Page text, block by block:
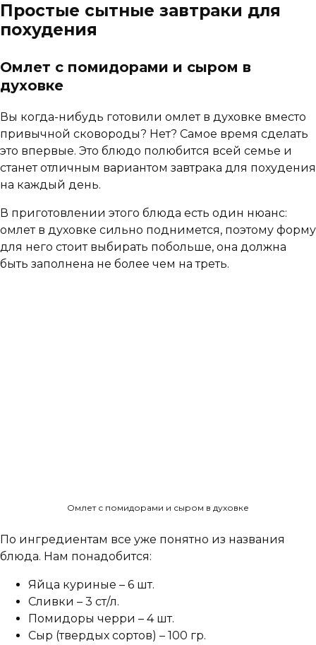
Простые сытные завтраки для
похудения
Омлет с помидорами и сыром в
духовке
Вы когда-нибудь готовили омлет в духовке вместо
привычной сковороды? Нет? Самое время сделать
это впервые. Это блюдо полюбится всей семье и
станет отличным вариантом завтрака для похудения
на каждый день.
В приготовлении этого блюда есть один нюанс:
омлет в духовке сильно поднимется, поэтому форму
для него стоит выбирать побольше, она должна
быть заполнена не более чем на треть.
Омлет с помидорами и сыром в духовке
По ингредиентам все уже понятно из названия
блюда. Нам понадобится:
Яйца куриные – 6 шт.
Сливки – 3 ст/л.
Помидоры черри – 4 шт.
Сыр (твердых сортов) – 100 гр.